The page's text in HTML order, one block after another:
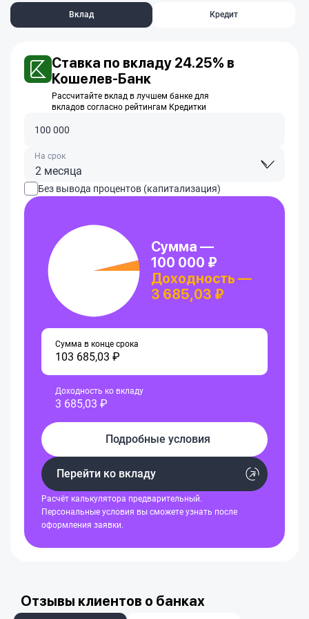
Вклад Кредит
Ставка по вкладу 24.25% в
Кошелев-Банк
Рассчитайте вклад в лучшем банке для
вкладов согласно рейтингам Кредитки
2 месяца
На срок
Без вывода процентов (капитализация)
Сумма —
100 000 ₽
Доходность —
3 685,03 ₽
Сумма в конце срока
103 685,03 ₽
Доходность ко вкладу
3 685,03 ₽
Подробные условия
Перейти ко вкладу
Расчёт калькулятора предварительный.
Персональные условия вы сможете узнать после
оформления заявки.
Отзывы клиентов о банках